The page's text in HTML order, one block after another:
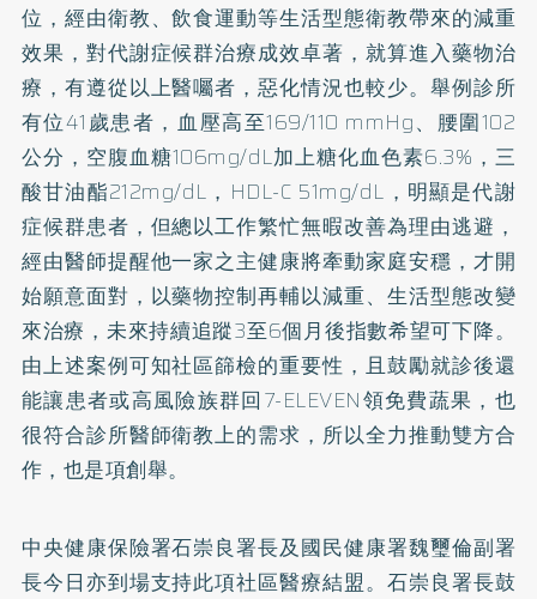
位，經由衛教、飲食運動等生活型態衛教帶來的減重
效果，對代謝症候群治療成效卓著，就算進入藥物治
療，有遵從以上醫囑者，惡化情況也較少。舉例診所
有位41歲患者，血壓高至169/110 mmHg、腰圍102
公分，空腹血糖106mg/dL加上糖化血色素6.3%，三
酸甘油酯212mg/dL，HDL-C 51mg/dL，明顯是代謝
症候群患者，但總以工作繁忙無暇改善為理由逃避，
經由醫師提醒他一家之主健康將牽動家庭安穩，才開
始願意面對，以藥物控制再輔以減重、生活型態改變
來治療，未來持續追蹤3至6個月後指數希望可下降。
由上述案例可知社區篩檢的重要性，且鼓勵就診後還
能讓患者或高風險族群回7-ELEVEN領免費蔬果，也
很符合診所醫師衛教上的需求，所以全力推動雙方合
作，也是項創舉。
中央健康保險署石崇良署長及國民健康署魏璽倫副署
長今日亦到場支持此項社區醫療結盟。石崇良署長鼓